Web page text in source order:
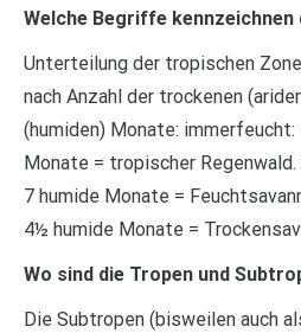
Welche Begriffe
Unterteilung der tropischen
nach Anzahl der trockenen
(humiden) Monate:
Monate = tropischer
7 humide Monate =
4½ humide Monate =
Wo sind die Tropen und
Die Subtropen (bisweilen auch